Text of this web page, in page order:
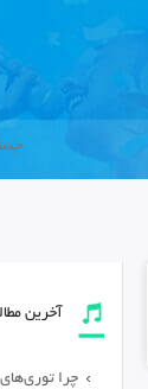
آخرین
چرا